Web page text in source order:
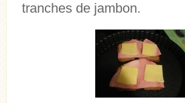
tranches de jambon.